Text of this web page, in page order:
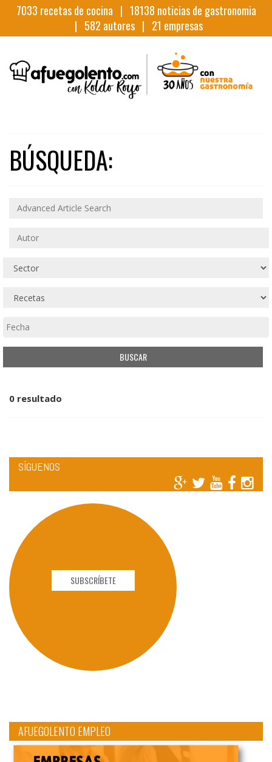
7033 recetas de cocina | 18138 noticias de gastronomia
| 582 autores | 21 empresas
BÚSQUEDA:
0 resultado
SÍGUENOS
SUBSCRÍBETE
AFUEGOLENTO EMPLEO